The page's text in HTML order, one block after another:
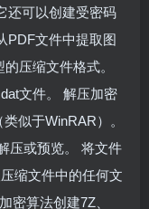
还可以创建受密码
PDF文件中提取图
压缩文件格式。
文件。 解压加密
似于WinRAR）。
压或预览。 将文件
缩文件中的任何文
密算法创建7Z、